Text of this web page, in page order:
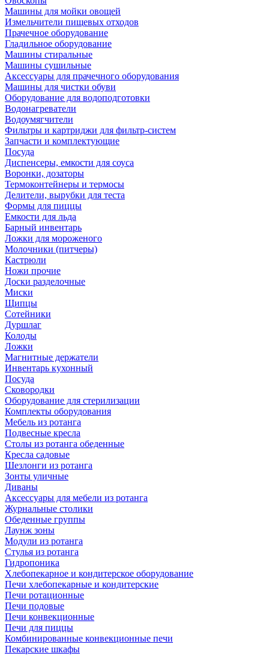
Машины для мойки овощей
Измельчители пищевых отходов
Прачечное оборудование
Гладильное оборудование
Машины стиральные
Машины сушильные
Аксессуары для прачечного оборудования
Машины для чистки обуви
Оборудование для водоподготовки
Водонагреватели
Водоумягчители
Фильтры и картриджи для фильтр-систем
Запчасти и комплектующие
Посуда
Диспенсеры, емкости для соуса
Воронки, дозаторы
Термоконтейнеры и термосы
Делители, вырубки для теста
Формы для пиццы
Емкости для льда
Барный инвентарь
Ложки для мороженого
Молочники (питчеры)
Кастрюли
Ножи прочие
Доски разделочные
Миски
Щипцы
Сотейники
Дуршлаг
Колоды
Ложки
Магнитные держатели
Инвентарь кухонный
Посуда
Сковородки
Оборудование для стерилизации
Комплекты оборудования
Мебель из ротанга
Подвесные кресла
Столы из ротанга обеденные
Кресла садовые
Шезлонги из ротанга
Зонты уличные
Диваны
Аксессуары для мебели из ротанга
Журнальные столики
Обеденные группы
Лаунж зоны
Модули из ротанга
Стулья из ротанга
Гидропоника
Хлебопекарное и кондитерское оборудование
Печи хлебопекарные и кондитерские
Печи ротационные
Печи подовые
Печи конвекционные
Печи для пиццы
Комбинированные конвекционные печи
Пекарские шкафы